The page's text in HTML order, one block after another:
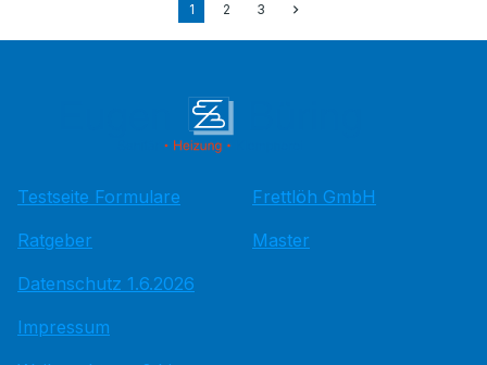
1 2 3
Testseite Formulare
Ratgeber
Datenschutz 1.6.2026
Impressum
Frettlöh GmbH
Master